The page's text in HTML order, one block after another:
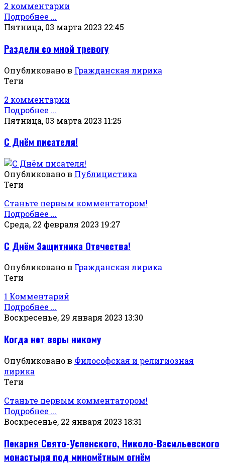
2 комментарии
Подробнее ...
Пятница, 03 марта 2023 22:45
Раздели со мной тревогу
Опубликовано в Гражданская лирика
Теги
2 комментарии
Подробнее ...
Пятница, 03 марта 2023 11:25
С Днём писателя!
Опубликовано в Публицистика
Теги
Станьте первым комментатором!
Подробнее ...
Среда, 22 февраля 2023 19:27
С Днём Защитника Отечества!
Опубликовано в Гражданская лирика
Теги
1 Комментарий
Подробнее ...
Воскресенье, 29 января 2023 13:30
Когда нет веры никому
Опубликовано в Философская и религиозная
лирика
Теги
Станьте первым комментатором!
Подробнее ...
Воскресенье, 22 января 2023 18:31
Пекарня Свято-Успенского, Николо-Васильевского
монастыря под миномётным огнём